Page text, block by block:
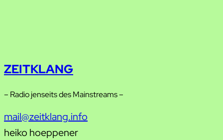
ZEITKLANG
– Radio jenseits des Mainstreams –
mail@zeitklang.info
heiko hoeppener